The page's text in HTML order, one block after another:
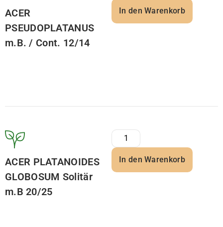
ACER
PSEUDOPLATANUS
m.B. / Cont. 12/14
In den Warenkorb
ACER PLATANOIDES
GLOBOSUM Solitär
m.B 20/25
In den Warenkorb